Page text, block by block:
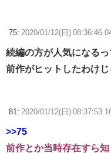
75: 2020/01/12(日)
続編の方が人気になる
前作がヒットしたわけ
81: 2020/01/12(日)
>>75
前作とか当時存在すら